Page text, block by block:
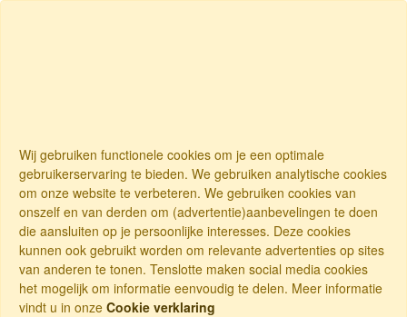
Wij gebruiken functionele cookies om je een optimale
gebruikerservaring te bieden. We gebruiken analytische cookies
om onze website te verbeteren. We gebruiken cookies van
onszelf en van derden om (advertentie)aanbevelingen te doen
die aansluiten op je persoonlijke interesses. Deze cookies
kunnen ook gebruikt worden om relevante advertenties op sites
van anderen te tonen. Tenslotte maken social media cookies
het mogelijk om informatie eenvoudig te delen. Meer informatie
vindt u in onze Cookie verklaring